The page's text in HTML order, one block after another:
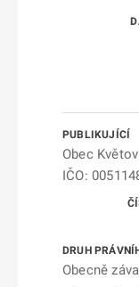
Obec Květov
IČO:
Obecně